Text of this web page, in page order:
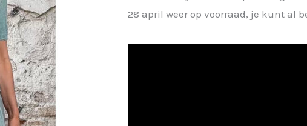
was:
28 april weer op voorraad, je kunt al